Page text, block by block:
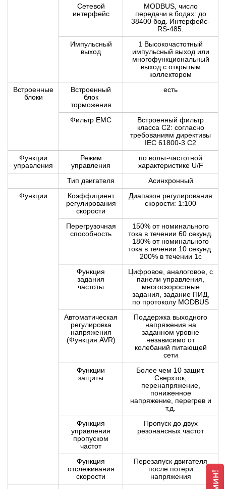
Сетевой
интерфейс
MODBUS, число
передачи в бодах: до
38400 бод. Интерфейс-
RS-485.
Импульсный
выход
1 Высокочастотный
импульсный выход или
многофункциональный
выход с открытым
коллектором
Встроенные
блоки
Встроенный
блок
торможения
есть
Фильтр ЕМС
Встроенный фильтр
класса С2: согласно
требованиям директивы
IEC 61800-3 C2
Функции
управления
Режим
управления
по вольт-частотной
характеристике U/F
Тип двигателя
Асинхронный
Функции
Коэффициент
регулирования
скорости
Диапазон регулирования
скорости: 1:100
Перегрузочная
способность
150% от номинального
тока в течении 60 секунд.
180% от номинального
тока в течении 10 секунд.
200% в течении 1с
Функция
задания
частоты
Цифровое, аналоговое, с
панели управления,
многоскоростные
задания, задание ПИД,
по протоколу MODBUS
Автоматическая
регулировка
напряжения
(Функция AVR)
Поддержка выходного
напряжения на
заданном уровне
независимо от
колебаний питающей
сети
Функции
защиты
Более чем 10 защит.
Сверхток,
перенапряжение,
пониженное
напряжение, перегрев и
т.д.
Функция
управления
пропуском
частот
Пропуск до двух
резонансных частот
Функция
отслеживания
скорости
Перезапуск двигателя
после потери
напряжения